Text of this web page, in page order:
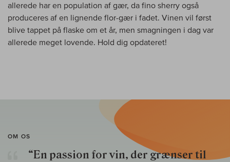
allerede har en population af gær, da fino sherry også
produceres af en lignende flor-gær i fadet. Vinen vil først
blive tappet på flaske om et år, men smagningen i dag var
allerede meget lovende. Hold dig opdateret!
OM OS
“En passion for vin, der grænser til